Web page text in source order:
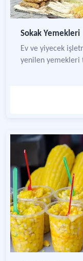
Sokak Yemekleri
Ev ve yiyecek
yenilen yemekleri